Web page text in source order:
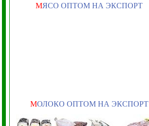
МЯСО ОПТОМ НА ЭКСПОРТ
МОЛОКО ОПТОМ НА ЭКСПОРТ